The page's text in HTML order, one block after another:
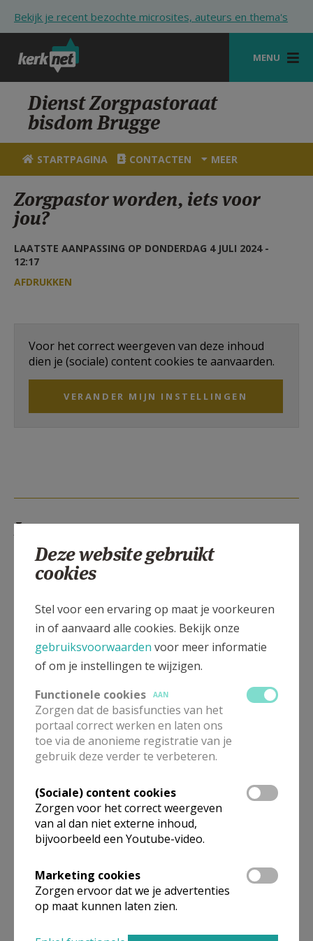
Bekijk je recent bezochte microsites, auteurs en thema's
MENU
STARTPAGINA
KERK
VIERINGEN
HULP
Dienst Zorgpastoraat
bisdom Brugge
STARTPAGINA CONTACTEN MEER
Zorgpastor worden, iets voor
jou?
LAATSTE AANPASSING OP DONDERDAG 4 JULI 2024 -
12:17
AFDRUKKEN
Voor het correct weergeven van deze inhoud
dien je (sociale) content cookies te aanvaarden.
VERANDER MIJN INSTELLINGEN
Lees meer
Opleiding zorgpastoraat bisdom
Brugge
Deze website gebruikt
cookies
Stel voor een ervaring op maat je voorkeuren
in of aanvaard alle cookies. Bekijk onze
gebruiksvoorwaarden voor meer informatie
of om je instellingen te wijzigen.
Functionele cookies
AAN
Zorgen dat de basisfuncties van het
portaal correct werken en laten ons
toe via de anonieme registratie van je
gebruik deze verder te verbeteren.
(Sociale) content cookies
Zorgen voor het correct weergeven
van al dan niet externe inhoud,
bijvoorbeeld een Youtube-video.
Marketing cookies
Zorgen ervoor dat we je advertenties
op maat kunnen laten zien.